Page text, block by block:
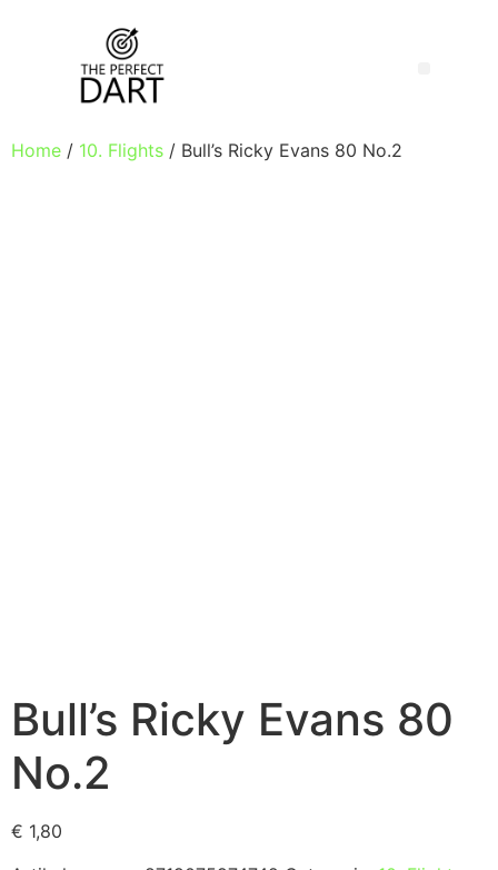
Home / 10. Flights / Bull’s Ricky Evans 80 No.2
Bull’s Ricky Evans 80
No.2
€ 1,80